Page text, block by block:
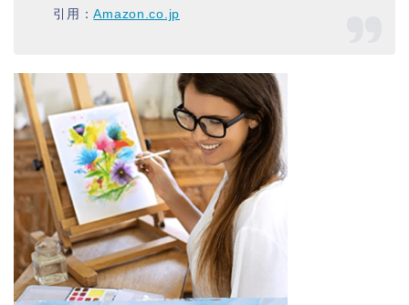
引用：Amazon.co.jp